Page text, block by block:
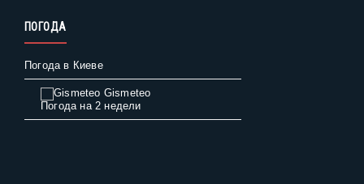
ПОГОДА
Погода в Киеве
Gismeteo
Погода на 2 недели